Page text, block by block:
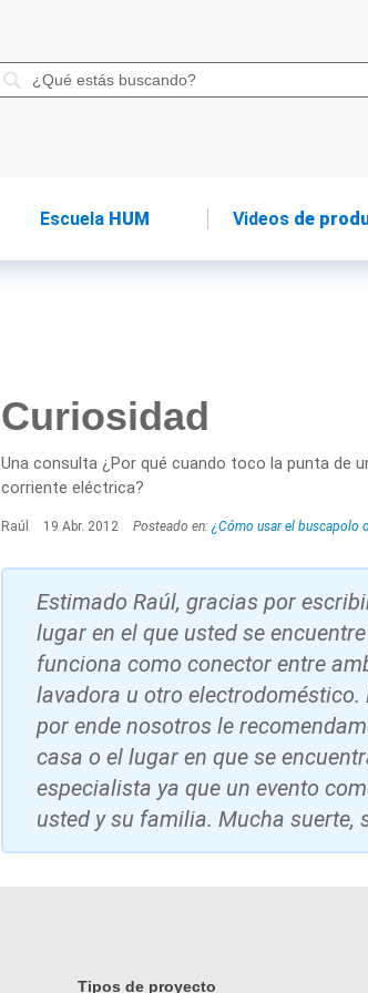
Escuela HUM Videosde
Curiosidad
Una consulta ¿Por qué cuando toco la punta de
corriente eléctrica?
Raúl 19 Abr. 2012 Posteado en: ¿Cómo usar el buscapolo
Estimado Raúl, gracias por
lugar en el que usted se
funciona como conector entre
lavadora u otro
por ende nosotros le
casa o el lugar en que se
especialista ya que un evento
usted y su familia. Mucha suerte,
Tipos de proyecto